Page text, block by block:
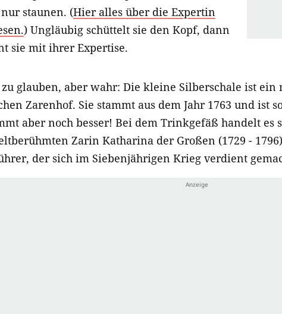
staunen. (Hier alles über die Expertin
) Ungläubig schüttelt sie den Kopf, dann
sie mit ihrer Expertise.
glauben, aber wahr: Die kleine Silberschale ist ein
Zarenhof. Sie stammt aus dem Jahr 1763 und ist
aber noch besser! Bei dem Trinkgefäß handelt es
Zarin Katharina der Großen (1729 -
der sich im Siebenjährigen Krieg verdient